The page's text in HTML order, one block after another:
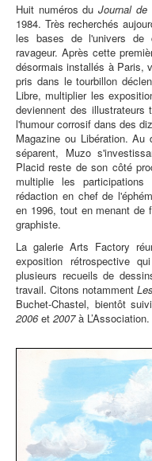
Huit numéros duJournal
1984. Très recherchés
les bases de l'univers de
ravageur. Après cette
désormais installés à Paris,
pris dans le tourbillon
Libre, multiplier les
deviennent des
l'humour corrosif dans des
Magazine ou Libération.
séparent, Muzo
Placid reste de son côté
multiplie les
rédaction en chef de
en 1996, tout en menant de
graphiste.
La galerie Arts Factory
exposition rétrospective
plusieurs recueils de
travail. Citons notamment
Buchet-Chastel, bientôt
2006et 2007à L’Association.